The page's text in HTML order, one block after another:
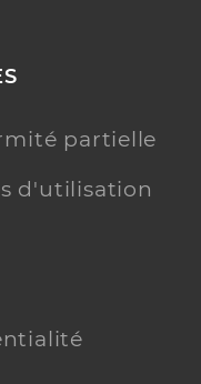
partielle
d'utilisation